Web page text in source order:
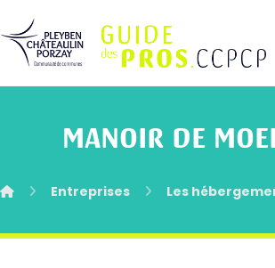
MANOIR DE
Entreprises Les